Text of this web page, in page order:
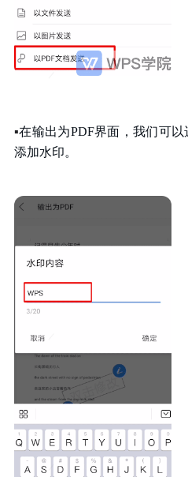
▪在输出为PDF界面，我们可
添加水印。